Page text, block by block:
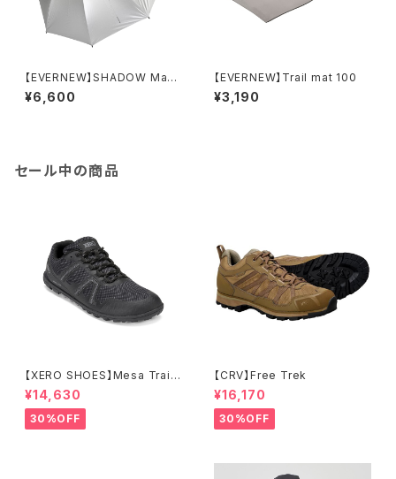
【EVERNEW】SHADOW Mast
er 60
¥6,600
【EVERNEW】Trail mat 100
¥3,190
セール中の商品
【XERO SHOES】Mesa Trail
WP (ブラック)
¥14,630
30%OFF
【CRV】Free Trek
¥16,170
30%OFF